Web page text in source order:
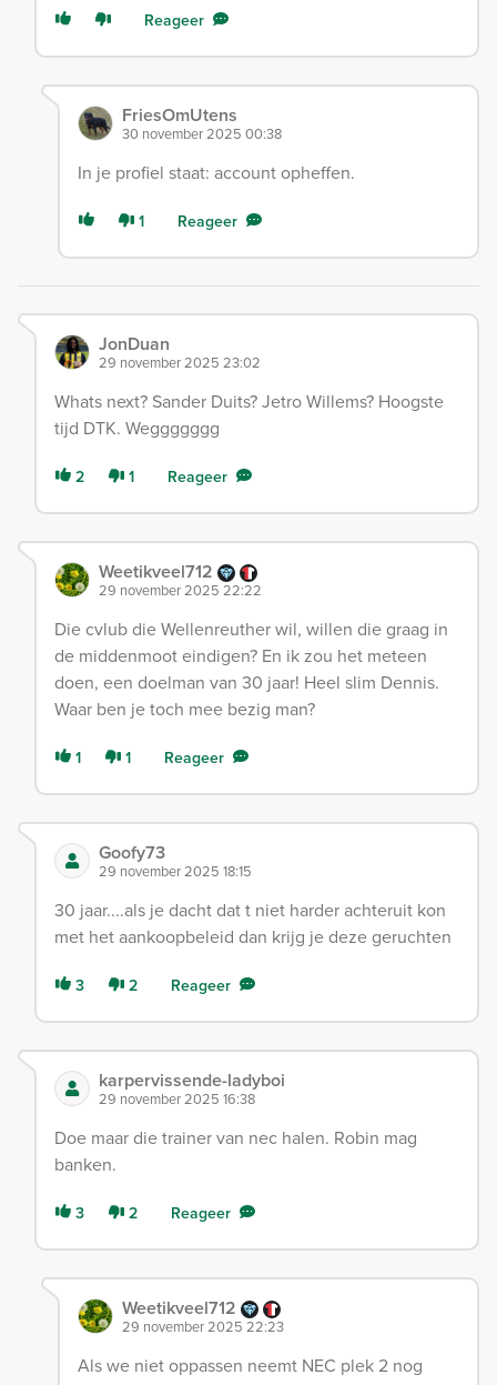
Reageer
FriesOmUtens
30 november 2025 00:38
In je profiel staat: account opheffen.
1 Reageer
JonDuan
29 november 2025 23:02
Whats next? Sander Duits? Jetro Willems? Hoogste
tijd DTK. Weggggggg
2 1 Reageer
Weetikveel712
29 november 2025 22:22
Die cvlub die Wellenreuther wil, willen die graag in
de middenmoot eindigen? En ik zou het meteen
doen, een doelman van 30 jaar! Heel slim Dennis.
Waar ben je toch mee bezig man?
1 1 Reageer
Goofy73
29 november 2025 18:15
30 jaar....als je dacht dat t niet harder achteruit kon
met het aankoopbeleid dan krijg je deze geruchten
3 2 Reageer
karpervissende-ladyboi
29 november 2025 16:38
Doe maar die trainer van nec halen. Robin mag
banken.
3 2 Reageer
Weetikveel712
29 november 2025 22:23
Als we niet oppassen neemt NEC plek 2 nog